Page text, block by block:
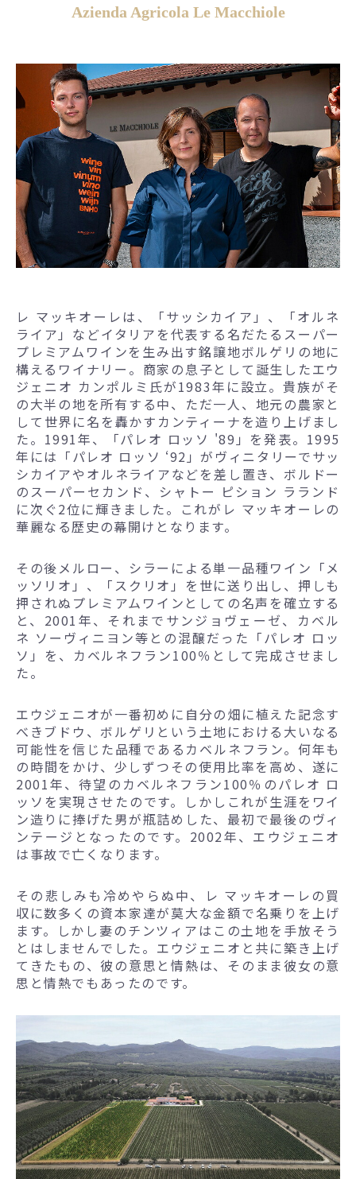
Azienda Agricola Le Macchiole
レ マッキオーレは、「サッシカイア」、「オルネ
ライア」などイタリアを代表する名だたるスーパー
プレミアムワインを生み出す銘譲地ボルゲリの地に
構えるワイナリー。商家の息子として誕生したエウ
ジェニオ カンポルミ氏が1983年に設立。貴族がそ
の大半の地を所有する中、ただ一人、地元の農家と
して世界に名を轟かすカンティーナを造り上げまし
た。1991年、「パレオ ロッソ '89」を発表。1995
年には「パレオ ロッソ ‘92」がヴィニタリーでサッ
シカイアやオルネライアなどを差し置き、ボルドー
のスーパーセカンド、シャトー ピション ラランド
に次ぐ2位に輝きました。これがレ マッキオーレの
華麗なる歴史の幕開けとなります。
その後メルロー、シラーによる単一品種ワイン「メ
ッソリオ」、「スクリオ」を世に送り出し、押しも
押されぬプレミアムワインとしての名声を確立する
と、2001年、それまでサンジョヴェーゼ、カベル
ネ ソーヴィニヨン等との混醸だった「パレオ ロッ
ソ」を、カベルネフラン100％として完成させまし
た。
エウジェニオが一番初めに自分の畑に植えた記念す
べきブドウ、ボルゲリという土地における大いなる
可能性を信じた品種であるカベルネフラン。何年も
の時間をかけ、少しずつその使用比率を高め、遂に
2001年、待望のカベルネフラン100％のパレオ ロ
ッソを実現させたのです。しかしこれが生涯をワイ
ン造りに捧げた男が瓶詰めした、最初で最後のヴィ
ンテージとなったのです。2002年、エウジェニオ
は事故で亡くなります。
その悲しみも冷めやらぬ中、レ マッキオーレの買
収に数多くの資本家達が莫大な金額で名乗りを上げ
ます。しかし妻のチンツィアはこの土地を手放そう
とはしませんでした。エウジェニオと共に築き上げ
てきたもの、彼の意思と情熱は、そのまま彼女の意
思と情熱でもあったのです。